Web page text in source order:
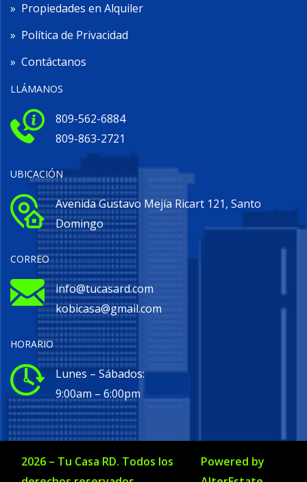
» Propiedades en Alquiler
» Política de Privacidad
» Contáctanos
LLÁMANOS
809-562-6884
809-863-2721
UBICACIÓN
Avenida Gustavo Mejía Ricart 121, Santo
Domingo
CORREO
info@tucasard.com
kobicasa@gmail.com
HORARIO
Lunes – Sábados:
9:00am – 6:00pm
2026 – Tu Casa RD. Todos los
Powered by